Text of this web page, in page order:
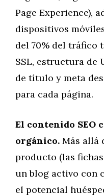
Page Experience),
dispositivos
del 70% del
SSL, estructura de
de título y meta
para cada página.
El contenido SEO
orgánico. Más allá
producto (las
un blog activo con
el potencial